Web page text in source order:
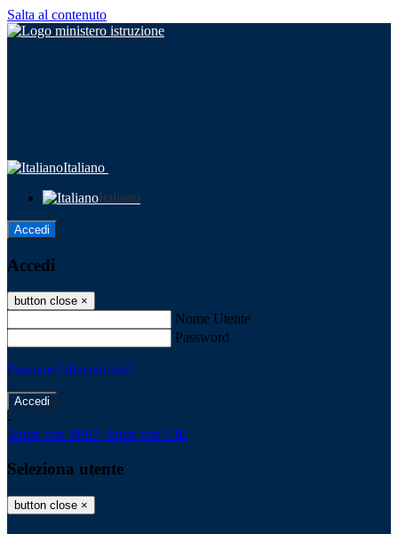
Salta al contenuto
Italiano
Italiano
Accedi
Accedi
button close ×
Nome Utente
Password
Password dimenticata?
-
Entra con SPID Entra con CIE
Seleziona utente
button close ×